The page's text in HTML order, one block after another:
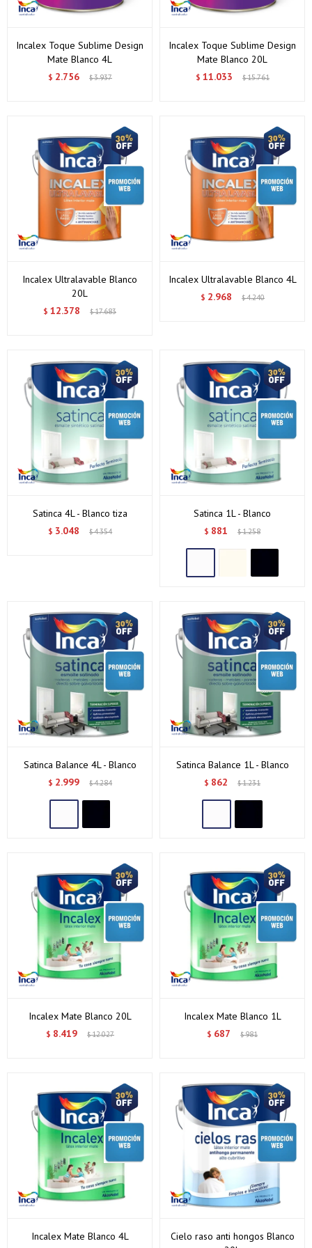
Incalex Toque Sublime Design
Mate Blanco 4L
$ 2.756 $3.937
Incalex Toque Sublime Design
Mate Blanco 20L
$ 11.033 $15.761
Incalex Ultralavable Blanco
20L
$ 12.378 $17.683
Incalex Ultralavable Blanco 4L
$ 2.968 $4.240
Satinca 4L - Blanco tiza
$ 3.048 $4.354
Satinca 1L - Blanco
$ 881 $1.258
Satinca Balance 4L - Blanco
$ 2.999 $4.284
Satinca Balance 1L - Blanco
$ 862 $1.231
Incalex Mate Blanco 20L
$ 8.419 $12.027
Incalex Mate Blanco 1L
$ 687 $981
Incalex Mate Blanco 4L
Cielo raso anti hongos Blanco
¡Sumate a la forma más ágil de comprar!
cuotas * ¡Solo con tu cédula!